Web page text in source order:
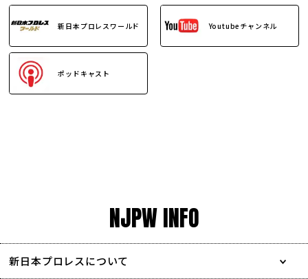
新日本プロレスワールド Youtubeチャンネル
ポッドキャスト
NJPW INFO
新日本プロレスについて